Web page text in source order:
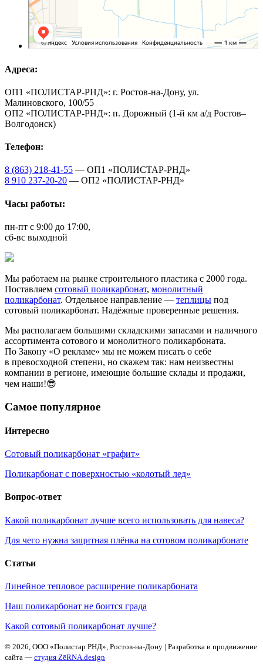
Адреса:
ОП1 «ПОЛИСТАР-РНД»: г. Ростов-на-Дону, ул.
Малиновского, 100/55
ОП2 «ПОЛИСТАР-РНД»: п. Дорожный (1-й км а/д Ростов–
Волгодонск)
Телефон:
8 (863) 218-41-55 — ОП1 «ПОЛИСТАР-РНД»
8 910 237-20-20 — ОП2 «ПОЛИСТАР-РНД»
Часы работы:
пн-пт с 9:00 до 17:00,
сб-вс выходной
Мы работаем на рынке строительного пластика с 2000 года.
Поставляем сотовый поликарбонат, монолитный
поликарбонат. Отдельное направление — теплицы под
сотовый поликарбонат. Надёжные проверенные решения.
Мы располагаем большими складскими запасами и наличного
ассортимента сотового и монолитного поликарбоната.
По Закону «О рекламе» мы не можем писать о себе
в превосходной степени, но скажем так: нам неизвестны
компании в регионе, имеющие большие склады и продажи,
чем наши!😎
Самое популярное
Интересно
Сотовый поликарбонат «графит»
Поликарбонат с поверхностью «колотый лед»
Вопрос-ответ
Какой поликарбонат лучше всего использовать для навеса?
Для чего нужна защитная плёнка на сотовом поликарбонате
Статьи
Линейное тепловое расширение поликарбоната
Наш поликарбонат не боится града
Какой сотовый поликарбонат лучше?
© 2026, ООО «Полистар РНД», Ростов-на-Дону | Разработка и продвижение
сайта — студия ZēRNA.design